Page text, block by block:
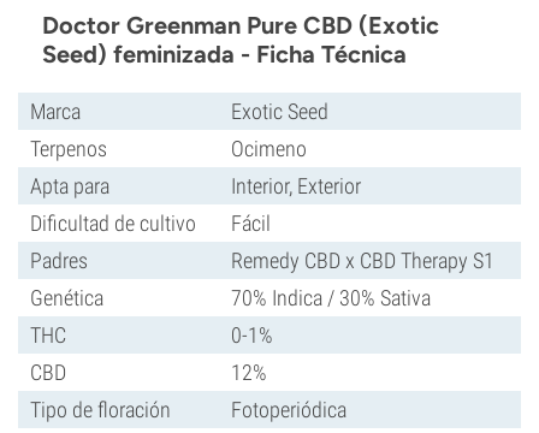
Doctor Greenman Pure CBD (Exotic
Seed) feminizada - Ficha Técnica
Marca
Exotic Seed
Terpenos
Ocimeno
Apta para
Interior, Exterior
Dificultad de cultivo
Fácil
Padres
Remedy CBD x CBD Therapy S1
Genética
70% Indica / 30% Sativa
THC
0-1%
CBD
12%
Tipo de floración
Fotoperiódica